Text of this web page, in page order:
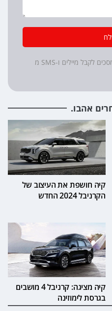
בלחיצה על כפתור שלח אני מסכים לקבל מיילים ו-SMS מ
אהבו.
קיה חושפת את העיצוב של
הקרניבל 2024 החדש
קיה מציגה: קרניבל 4 מושבים
בגרסת לימוזינה